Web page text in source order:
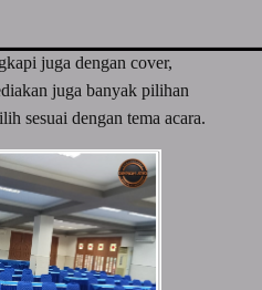
juga dengan cover,
juga banyak pilihan
sesuai dengan tema acara.